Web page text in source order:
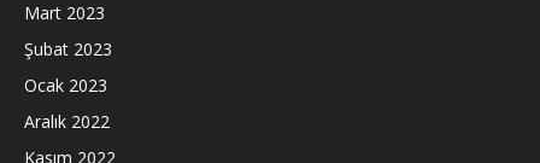
Mart 2023
Şubat 2023
Ocak 2023
Aralık 2022
Kasım 2022